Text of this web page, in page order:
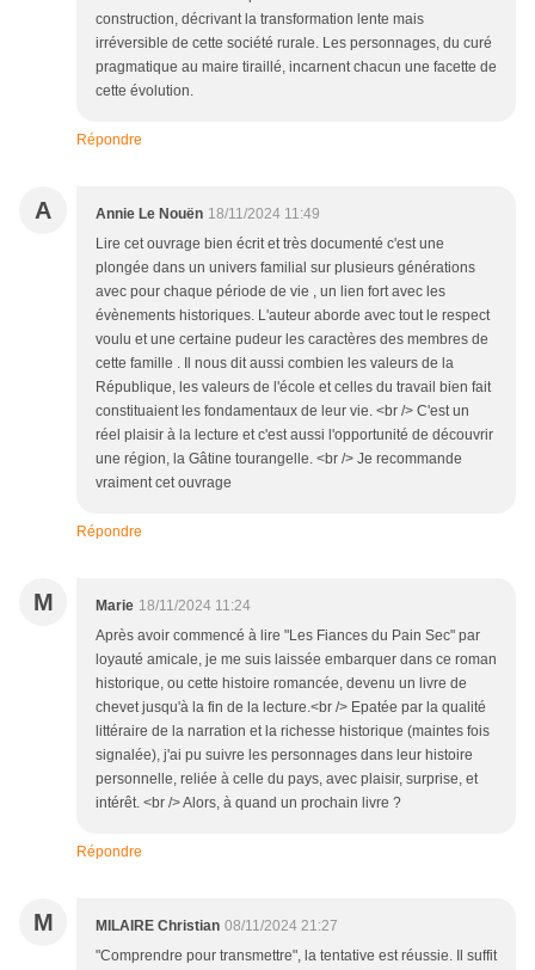
construction, décrivant la transformation lente mais
irréversible de cette société rurale. Les personnages, du curé
pragmatique au maire tiraillé, incarnent chacun une facette de
cette évolution.
Répondre
A Annie Le Nouën 18/11/2024 11:49
Lire cet ouvrage bien écrit et très documenté c'est une
plongée dans un univers familial sur plusieurs générations
avec pour chaque période de vie , un lien fort avec les
évènements historiques. L'auteur aborde avec tout le respect
voulu et une certaine pudeur les caractères des membres de
cette famille . Il nous dit aussi combien les valeurs de la
République, les valeurs de l'école et celles du travail bien fait
constituaient les fondamentaux de leur vie. <br /> C'est un
réel plaisir à la lecture et c'est aussi l'opportunité de découvrir
une région, la Gâtine tourangelle. <br /> Je recommande
vraiment cet ouvrage
Répondre
M Marie 18/11/2024 11:24
Après avoir commencé à lire "Les Fiances du Pain Sec" par
loyauté amicale, je me suis laissée embarquer dans ce roman
historique, ou cette histoire romancée, devenu un livre de
chevet jusqu'à la fin de la lecture.<br /> Epatée par la qualité
littéraire de la narration et la richesse historique (maintes fois
signalée), j'ai pu suivre les personnages dans leur histoire
personnelle, reliée à celle du pays, avec plaisir, surprise, et
intérêt. <br /> Alors, à quand un prochain livre ?
Répondre
M MILAIRE Christian 08/11/2024 21:27
"Comprendre pour transmettre", la tentative est réussie. Il suffit